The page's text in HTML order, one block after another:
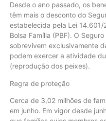
Desde o ano passado, os
têm mais o desconto do
estabelecida pela Lei
Bolsa Família (PBF). O
sobrevivem exclusivamente
podem exercer a atividade
(reprodução dos peixes).
Regra de proteção
Cerca de 3,02 milhões de
em junho. Em vigor desde